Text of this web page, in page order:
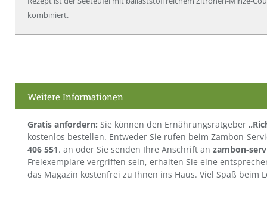
kombiniert.
Weitere Informationen
Gratis anfordern: Sie können den Ernährungsratgeber
kostenlos bestellen. Entweder Sie rufen beim Zambon-
406 551. an oder Sie senden Ihre Anschrift an zambon-
Freiexemplare vergriffen sein, erhalten Sie eine
das Magazin kostenfrei zu Ihnen ins Haus. Viel Spaß beim